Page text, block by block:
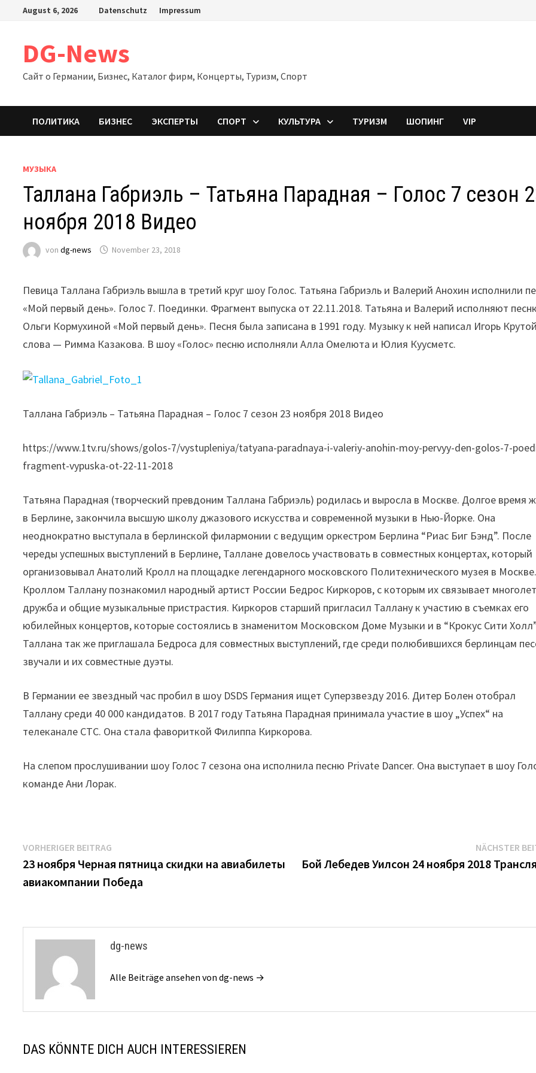
August 6, 2026 Datenschutz Impressum
DG-News
Сайт о Германии, Бизнес, Каталог фирм, Концерты, Туризм, Спорт
ПОЛИТИКА БИЗНЕС ЭКСПЕРТЫ СПОРТ КУЛЬТУРА ТУРИЗМ ШОПИНГ VIP
МУЗЫКА
Таллана Габриэль – Татьяна Парадная – Голос 7 сезон
ноября 2018 Видео
vondg-news November 23, 2018
Певица Таллана Габриэль вышла в третий круг шоу Голос. Татьяна Габриэль и Валерий Анохин исполнили
«Мой первый день». Голос 7. Поединки. Фрагмент выпуска от 22.11.2018. Татьяна и Валерий исполняют
Ольги Кормухиной «Мой первый день». Песня была записана в 1991 году. Музыку к ней написал Игорь
слова — Римма Казакова. В шоу «Голос» песню исполняли Алла Омелюта и Юлия Куусметс.
Таллана Габриэль – Татьяна Парадная – Голос 7 сезон 23 ноября 2018 Видео
https://www.1tv.ru/shows/golos-7/vystupleniya/tatyana-paradnaya-i-valeriy-anohin-moy-pervyy-den-golos-7-
fragment-vypuska-ot-22-11-2018
Татьяна Парадная (творческий превдоним Таллана Габриэль) родилась и выросла в Москве. Долгое время
в Берлине, закончила высшую школу джазового искусства и современной музыки в Нью-Йорке. Она
неоднократно выступала в берлинской филармонии с ведущим оркестром Берлина “Риас Биг Бэнд”. После
череды успешных выступлений в Берлине, Таллане довелось участвовать в совместных концертах, который
организовывал Анатолий Кролл на площадке легендарного московского Политехнического музея в
Кроллом Таллану познакомил народный артист России Бедрос Киркоров, с которым их связывает
дружба и общие музыкальные пристрастия. Киркоров старший пригласил Таллану к участию в съемках его
юбилейных концертов, которые состоялись в знаменитом Московском Доме Музыки и в “Крокус Сити
Таллана так же приглашала Бедроса для совместных выступлений, где среди полюбившихся берлинцам
звучали и их совместные дуэты.
В Германии ее звездный час пробил в шоу DSDS Германия ищет Суперзвезду 2016. Дитер Болен отобрал
Таллану среди 40 000 кандидатов. В 2017 году Татьяна Парадная принимала участие в шоу „Успех“ на
телеканале СТС. Она стала фавориткой Филиппа Киркорова.
На слепом прослушивании шоу Голос 7 сезона она исполнила песню Private Dancer. Она выступает в шоу
команде Ани Лорак.
Beitrags-
Navigation
VORHERIGER BEITRAG
Beitrag:
23 ноября Черная пятница скидки на авиабилеты
авиакомпании Победа
NÄCHSTER
Бой Лебедев Уилсон 24 ноября 2018
dg-news
Alle Beiträge ansehen von dg-news →
DAS KÖNNTE DICH AUCH INTERESSIEREN